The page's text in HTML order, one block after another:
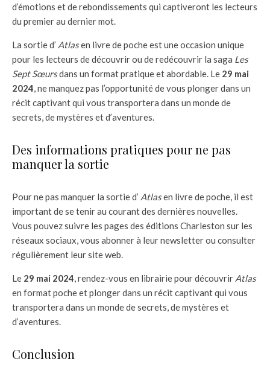
d’émotions et de rebondissements qui captiveront les lecteurs
du premier au dernier mot.
La sortie d’ Atlasen livre de poche est une occasion unique
pour les lecteurs de découvrir ou de redécouvrir la saga Les
Sept Sœursdans un format pratique et abordable. Le 29 mai
2024, ne manquez pas l’opportunité de vous plonger dans un
récit captivant qui vous transportera dans un monde de
secrets, de mystères et d’aventures.
Des informations pratiques pour ne pas
manquer la sortie
Pour ne pas manquer la sortie d’ Atlasen livre de poche, il est
important de se tenir au courant des dernières nouvelles.
Vous pouvez suivre les pages des éditions Charleston sur les
réseaux sociaux, vous abonner à leur newsletter ou consulter
régulièrement leur site web.
Le 29 mai 2024, rendez-vous en librairie pour découvrir Atlas
en format poche et plonger dans un récit captivant qui vous
transportera dans un monde de secrets, de mystères et
d’aventures.
Conclusion